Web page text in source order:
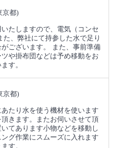
京都)
たしますので、電気（コンセ
、弊社にて持参した水で足り
ございます。 また、事前準備
や掛布団などは予め移動をお
す。
京都)
たり水を使う機材を使います
きます。またお伺いさせて頂
てあります小物などを移動し
グ作業にスムーズに入れます
す。